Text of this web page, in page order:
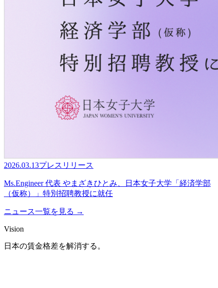
2026.03.13プレスリリース
Ms.Engineer 代表 やまざきひとみ、日本女子大学「経済学部
（仮称）」特別招聘教授に就任
ニュース一覧を見る →
Vision
日本の賃金格差を解消する。